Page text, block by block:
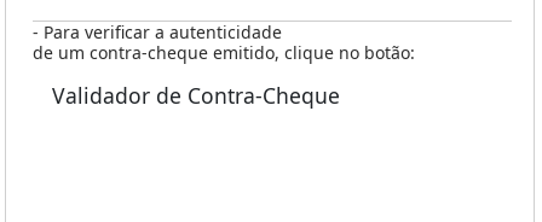
- Para verificar a autenticidade
de um contra-cheque emitido, clique no botão:
Validador de Contra-Cheque